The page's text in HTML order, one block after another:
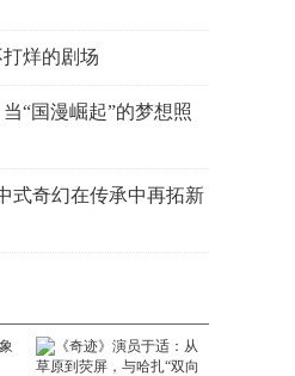
烊的剧场
“国漫崛起”的梦想照
式奇幻在传承中再拓新